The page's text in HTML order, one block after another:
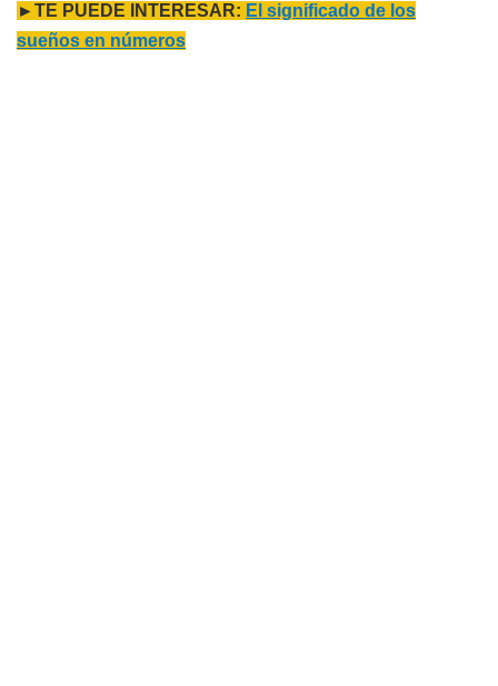
►TE PUEDE INTERESAR: El significado de los
sueños en números